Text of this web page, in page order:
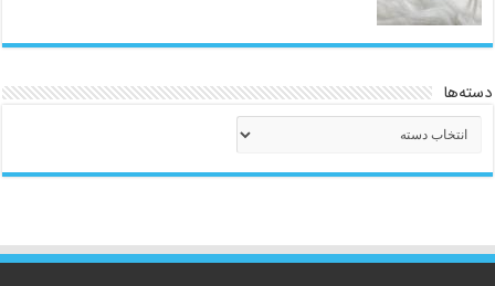
دسته‌ها
دسته‌ها